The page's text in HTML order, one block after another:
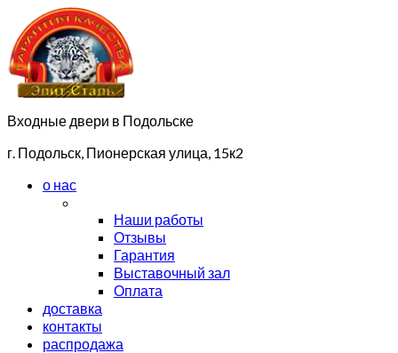
Входные двери в Подольске
г. Подольск, Пионерская улица, 15к2
о нас
Наши работы
Отзывы
Гарантия
Выставочный зал
Оплата
доставка
контакты
распродажа